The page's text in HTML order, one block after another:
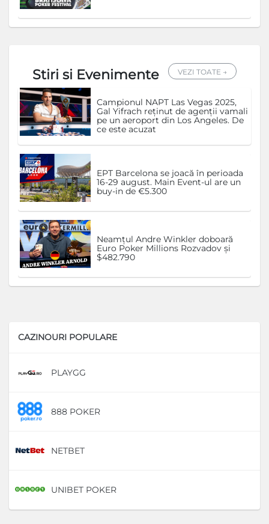
Stiri si Evenimente VEZI TOATE →
Campionul NAPT Las Vegas 2025,
Gal Yifrach reținut de agenții vamali
pe un aeroport din Los Angeles. De
ce este acuzat
EPT Barcelona se joacă în perioada
16-29 august. Main Event-ul are un
buy-in de €5.300
Neamțul Andre Winkler doboară
Euro Poker Millions Rozvadov și
$482.790
CAZINOURI POPULARE
PLAYGG
888 POKER
NETBET
UNIBET POKER